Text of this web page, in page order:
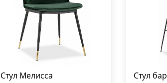
Стул Мелисса Стул